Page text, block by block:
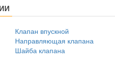
Клапан впускной
Направляющая клапана
Шайба клапана